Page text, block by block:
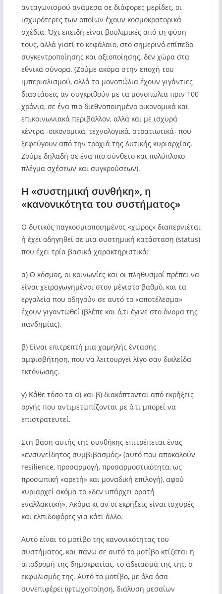
ανταγωνισμού ανάμεσα σε διάφορες μερίδες, οι
ισχυρότερες των οποίων έχουν κοσμοκρατορικά
σχέδια. Όχι επειδή είναι βουλιμικές από τη φύση
τους, αλλά γιατί το κεφάλαιο, στο σημερινό επίπεδο
συγκεντροποίησης και αξιοποίησης, δεν χώρα στα
εθνικά σύνορα. (Ζούμε ακόμα στην εποχή του
ιμπεριαλισμού, αλλά τα μονοπώλια έχουν γιγάντιες
διαστάσεις αν συγκριθούν με τα μονοπώλια πριν 100
χρόνια, σε ένα πιο διεθνοποιημένο οικονομικά και
επικοινωνιακά περιβάλλον, αλλά και με ισχυρά
κέντρα -οικονομικά, τεχνολογικά, στρατιωτικά- που
ξεφεύγουν από την τροχιά της Δυτικής κυριαρχίας.
Ζούμε δηλαδή σε ένα πιο σύνθετο και πολύπλοκο
πλέγμα σχέσεων και συγκρούσεων).
Η «συστημική συνθήκη», η
«κανονικότητα του συστήματος»
Ο δυτικός παγκοσμιοποιημένος «χώρος» διαπερνιέται
ή έχει οδηγηθεί σε μια συστημική κατάσταση (status)
που έχει τρία βασικά χαρακτηριστικά:
α) Ο κόσμος, οι κοινωνίες και οι πληθυσμοί πρέπει να
είναι χειραγωγημένοι στον μέγιστο βαθμό, και τα
εργαλεία που οδηγούν σε αυτό το «αποτέλεσμα»
έχουν γιγαντωθεί (βλέπε και ό,τι έγινε στο όνομα της
πανδημίας).
β) Είναι επιτρεπτή μια χαμηλής έντασης
αμφισβήτηση, που να λειτουργεί λίγο σαν δικλείδα
εκτόνωσης.
γ) Κάθε τόσο τα α) και β) διακόπτονται από εκρήξεις
οργής που αντιμετωπίζονται με ό,τι μπορεί να
επιστρατευτεί.
Στη βάση αυτής της συνθήκης επιτρέπεται ένας
«ενσυνείδητος συμβιβασμός» (αυτό που αποκαλούν
resilience, προσαρμογή, προσαρμοστικότητα, ως
προσωπική «αρετή» και μοναδική επιλογή), αφού
κυριαρχεί ακόμα το «δεν υπάρχει ορατή
εναλλακτική». Ακόμα κι αν οι εκρήξεις είναι ισχυρές
και ελπιδοφόρες για κάτι άλλο.
Αυτό είναι το μοτίβο της κανονικότητας του
συστήματος, και πάνω σε αυτό το μοτίβο κτίζεται η
αποδρομή της δημοκρατίας, το άδειασμά της της, ο
εκφυλισμός της. Αυτό το μοτίβο, με όλα όσα
συνεπιφέρει (φτωχοποίηση, διάλυση μεσαίων